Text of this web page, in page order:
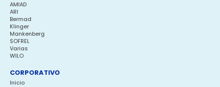
AMIAD
ARI
Bermad
Klinger
Mankenberg
SOFREL
Varias
WILO
CORPORATIVO
Inicio